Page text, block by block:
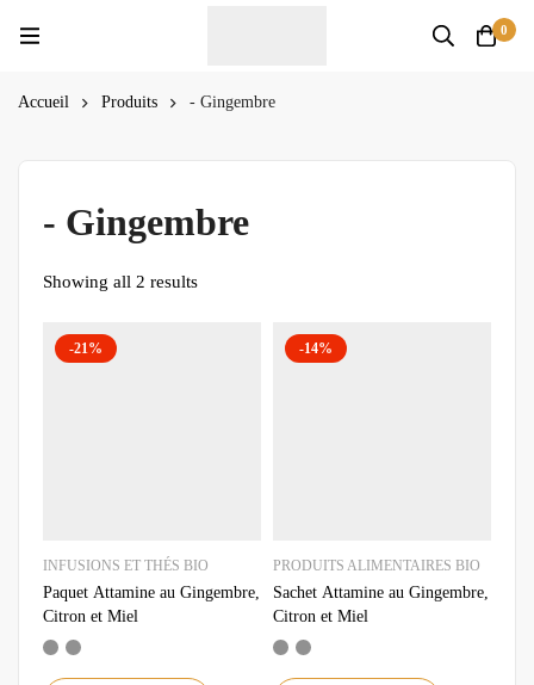
0
Accueil Produits - Gingembre
- Gingembre
Showing all 2 results
-21%
INFUSIONS ET THÉS BIO
Paquet Attamine au Gingembre,
Citron et Miel
-14%
PRODUITS ALIMENTAIRES BIO
Sachet Attamine au Gingembre,
Citron et Miel